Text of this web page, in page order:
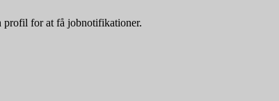
profil for at få jobnotifikationer.